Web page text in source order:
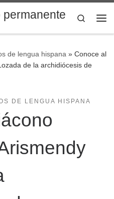
permanente
Search
de lengua hispana » Conoce al
de la archidiócesis de
DE LENGUA HISPANA